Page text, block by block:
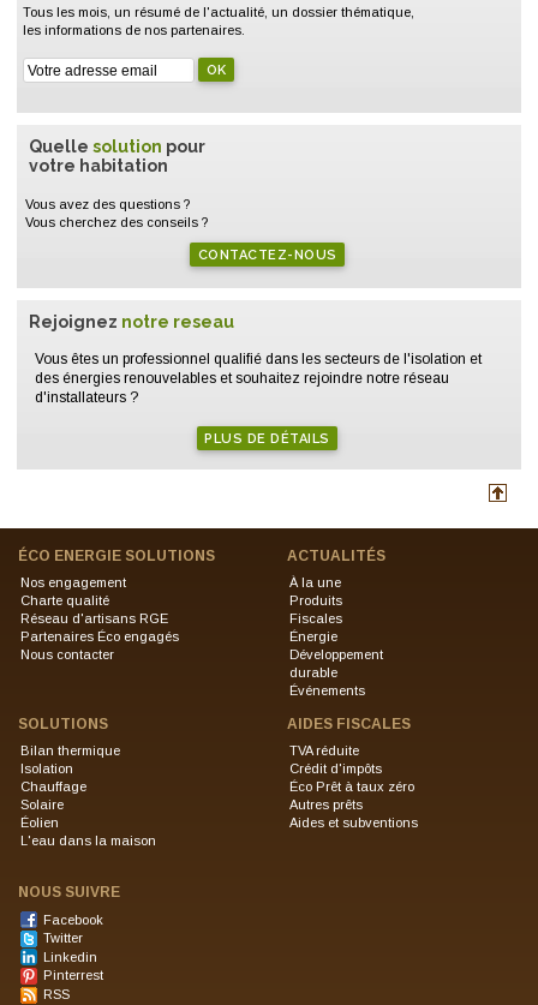
Tous les mois, un résumé de l'actualité, un dossier thématique,
les informations de nos partenaires.
Quelle solution pour
votre habitation
Vous avez des questions ?
Vous cherchez des conseils ?
CONTACTEZ-NOUS
Rejoignez notre reseau
Vous êtes un professionnel qualifié dans les secteurs de l'isolation et
des énergies renouvelables et souhaitez rejoindre notre réseau
d'installateurs ?
PLUS DE DÉTAILS
ÉCO ENERGIE SOLUTIONS
Nos engagement
Charte qualité
Réseau d'artisans RGE
Partenaires Éco engagés
Nous contacter
ACTUALITÉS
À la une
Produits
Fiscales
Énergie
Développement
durable
Événements
SOLUTIONS
Bilan thermique
Isolation
Chauffage
Solaire
Éolien
L'eau dans la maison
AIDES FISCALES
TVA réduite
Crédit d'impôts
Éco Prêt à taux zéro
Autres prêts
Aides et subventions
NOUS SUIVRE
Facebook
Twitter
Linkedin
Pinterrest
RSS